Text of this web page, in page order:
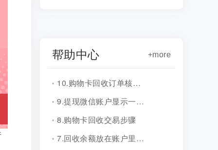
帮助中心 +more
10.购物卡回收订单核销会有消息通知吗？
9.提现微信账户显示一串字符是什么？
8.购物卡回收交易步骤
7.回收余额放在账户里安全吗？